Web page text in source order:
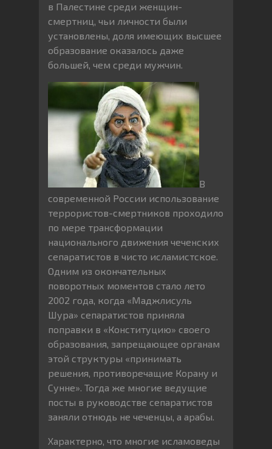
в Палестине среди женщин-
смертниц, чьи личности были
установлены, доля имеющих высшее
образование оказалось даже
большей, чем среди мужчин.
В
современной России использование
террористов-смертников проходило
по мере трансформации
национального движения чеченских
сепаратистов в чисто исламистское.
Одним из окончательных
поворотных моментов стало лето
2002 года, когда «Маджлисуль
Шура» сепаратистов приняла
поправки в «Конституцию» своего
образования, запрещающее органам
этой структуры «принимать
решения, противоречащие Корану и
Сунне». Тогда же многие ведущие
посты в руководстве сепаратистов
заняли отнюдь не чеченцы, а арабы.
Характерно, что многие исламоведы